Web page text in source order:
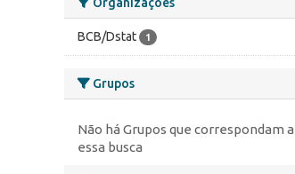
BCB/Dstat 1
Grupos
Não há Grupos que correspondam a
essa busca